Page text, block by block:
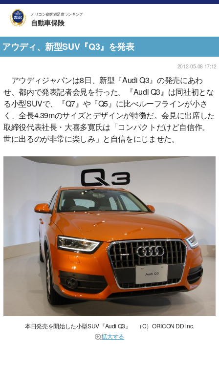
オリコン顧客満足度ランキング
自動車保険
アウディ、新型SUV『Q3』を発表
2012-05-08 17:12
アウディジャパンは8日、新型『Audi Q3』の発売にあわ
せ、都内で発表記者会見を行った。『Audi Q3』は同社初とな
る小型SUVで、『Q7』や『Q5』に比べルーフラインが小さ
く、全長4.39mのサイズとデザインが特徴だ。会見に出席した
取締役代表社長・大喜多寛氏は「コンパクトだけど自信作。
世に出るのが非常に楽しみ」と自信をにじませた。
本日発売を開始した小型SUV『Audi Q3』 （C）ORICON DD inc.
拡大する